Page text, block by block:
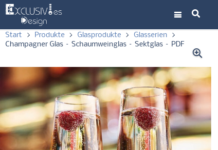
Start > Produkte > Glasprodukte > Glasserien
>
Champagner Glas – Schaumweinglas – Sektglas – PDF